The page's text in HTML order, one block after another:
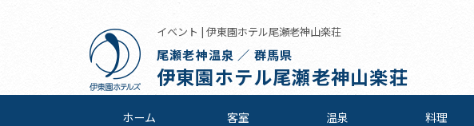
イベント | 伊東園ホテル尾瀬老神山楽荘
尾瀬老神温泉 ／ 群馬県
伊東園ホテル尾瀬老神山楽荘
ホーム 客室 温泉 料理